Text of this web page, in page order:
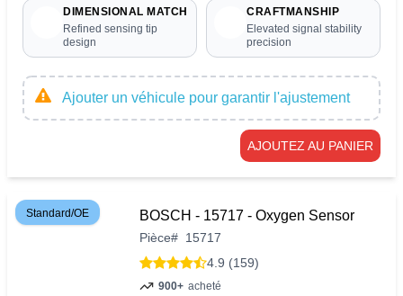
DIMENSIONAL MATCH
Refined sensing tip
design
CRAFTMANSHIP
Elevated signal stability
precision
Ajouter un véhicule pour garantir l'ajustement
AJOUTEZ AU PANIER
Standard/OE BOSCH - 15717 - Oxygen Sensor
Pièce# 15717
4.9 (159)
900+ acheté